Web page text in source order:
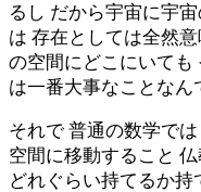
るし だから宇宙に宇
は 存在としては全然
の空間にどこにいても
は一番大事なことなん
それで 普通の数学で
空間に移動すること
どれぐらい持てるか